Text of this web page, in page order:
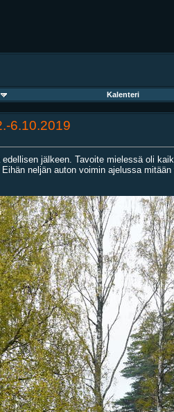
Kalenteri
6.10.2019
jälkeen. Tavoite mielessä oli
neljän auton voimin ajelussa